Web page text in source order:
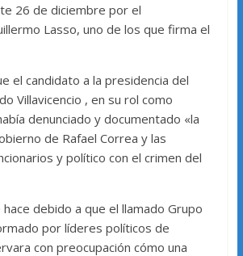
26 de diciembre por el
Lasso, uno de los que firma el
el candidato a la presidencia del
Villavicencio , en su rol como
denunciado y documentado «la
de Rafael Correa y las
y político con el crimen del
debido a que el llamado Grupo
por líderes políticos de
con preocupación cómo una